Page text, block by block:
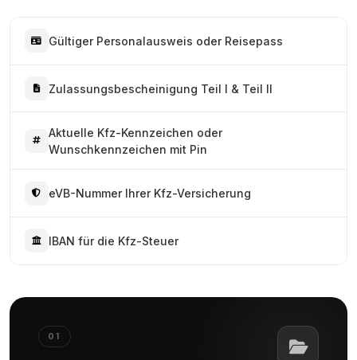
Gültiger Personalausweis oder Reisepass
Zulassungsbescheinigung Teil I & Teil II
Aktuelle Kfz-Kennzeichen oder
Wunschkennzeichen mit Pin
eVB-Nummer Ihrer Kfz-Versicherung
IBAN für die Kfz-Steuer
01